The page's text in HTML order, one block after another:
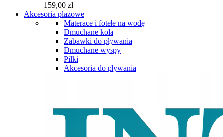
159,00 zł
Akcesoria plażowe
Materace i fotele na wodę
Dmuchane koła
Zabawki do pływania
Dmuchane wyspy
Piłki
Akcesoria do pływania